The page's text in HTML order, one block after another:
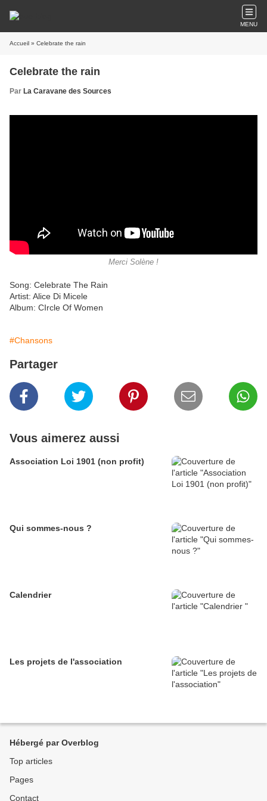
MENU
Accueil » Celebrate the rain
Celebrate the rain
Par La Caravane des Sources
Merci Solène !
Song: Celebrate The Rain
Artist: Alice Di Micele
Album: CIrcle Of Women
#Chansons
Partager
Vous aimerez aussi
Association Loi 1901 (non profit)
Qui sommes-nous ?
Calendrier
Les projets de l'association
Hébergé par Overblog
Top articles
Pages
Contact